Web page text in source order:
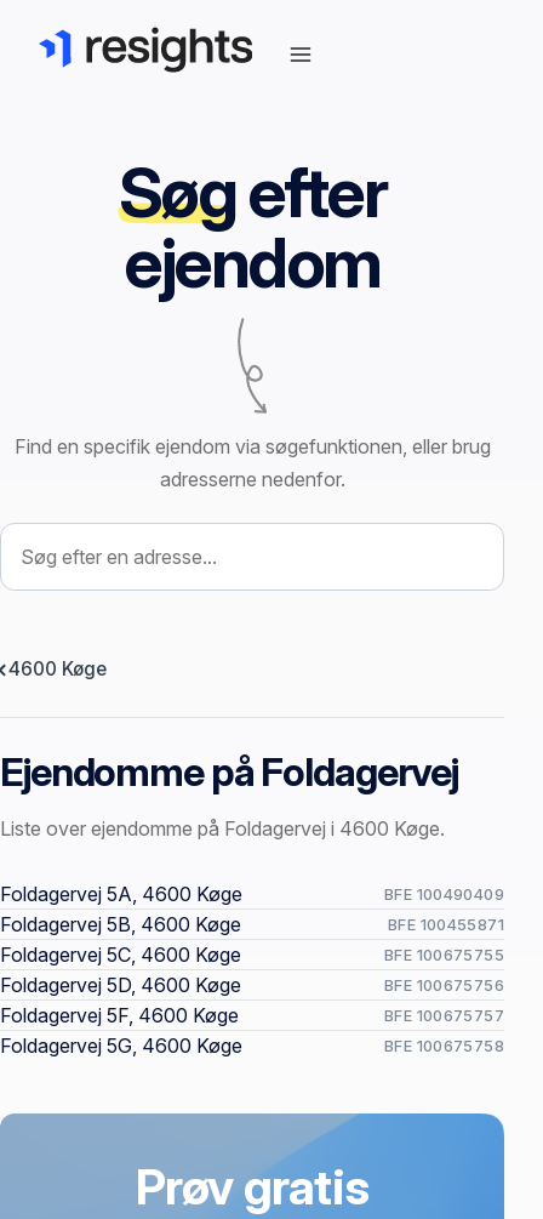
Søgefter
ejendom
Find en specifik ejendom via søgefunktionen, eller brug
adresserne nedenfor.
Søg efter ejendom
4600 Køge
Ejendomme på Foldagervej
Liste over ejendomme på Foldagervej i 4600 Køge.
Offentlige ejendomssider
Foldagervej 5A, 4600 Køge BFE 100490409
Foldagervej 5B, 4600 Køge BFE 100455871
Foldagervej 5C, 4600 Køge BFE 100675755
Foldagervej 5D, 4600 Køge BFE 100675756
Foldagervej 5F, 4600 Køge BFE 100675757
Foldagervej 5G, 4600 Køge BFE 100675758
Prøv gratis